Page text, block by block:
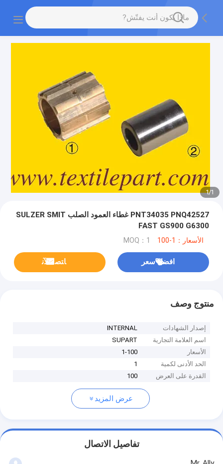
1
/
1
PNT34035 PNQ42527 غطاء العمود الصلب SULZER SMIT
FAST GS900 G6300
الأسعار：1-100 MOQ：1
افضل سعر ﺎﺘﺼﻟ ﺍﻶﻧ
منتوج وصف
إصدار الشهادات
INTERNAL
اسم العلامة التجارية
SUPART
الأسعار
1-100
الحد الأدنى لكمية
1
القدرة على العرض
100
عرض المزيد
تفاصيل الاتصال